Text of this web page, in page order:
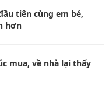
tiên cùng em bé,
hơn
mua, về nhà lại thấy